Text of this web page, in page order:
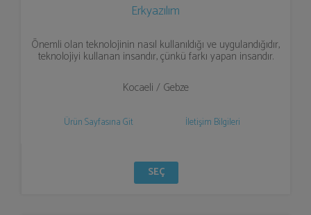
Erkyazılım
Önemli olan teknolojinin nasıl kullanıldığı ve uygulandığıdır,
teknolojiyi kullanan insandır, çünkü farkı yapan insandır.
Kocaeli / Gebze
Ürün Sayfasına Git İletişim Bilgileri
SEÇ